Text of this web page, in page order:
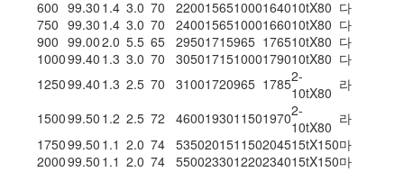
600 99.30 1.4 3.0 70 220015651000164010tX80 다
750 99.30 1.4 3.0 70 240015651000166010tX80 다
900 99.002.0 5.5 65 29501715965 176510tX80 다
100099.40 1.3 3.0 70 305017151000179010tX80 다
125099.40 1.3 2.5 70 31001720965 17852-
10tX80 라
150099.50 1.2 2.5 72 46001930115019702-
10tX80 라
175099.50 1.1 2.0 74 535020151150204515tX150마
200099.50 1.1 2.0 74 550023301220234015tX150마